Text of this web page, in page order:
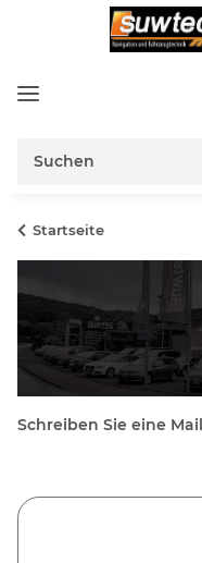
Startseite
Schreiben Sie eine